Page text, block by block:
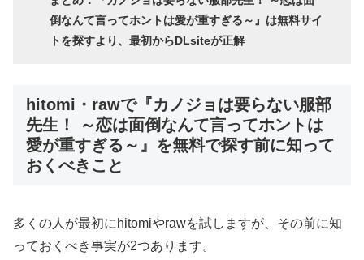
倒なんて言ってホントは愛が重すぎる～』は無料サイ
トを探すより、最初からDLsiteが正解
hitomi・rawで『カノジョは要らない服部
先生！ ～恋は面倒なんて言ってホントは
愛が重すぎる～』を無料で探す前に知って
おくべきこと
多くの人が最初にhitomiやrawを試しますが、その前に知
っておくべき事実が2つあります。